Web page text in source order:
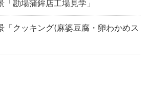
勘場蒲鉾店工場見学」
クッキング(麻婆豆腐・卵わかめス